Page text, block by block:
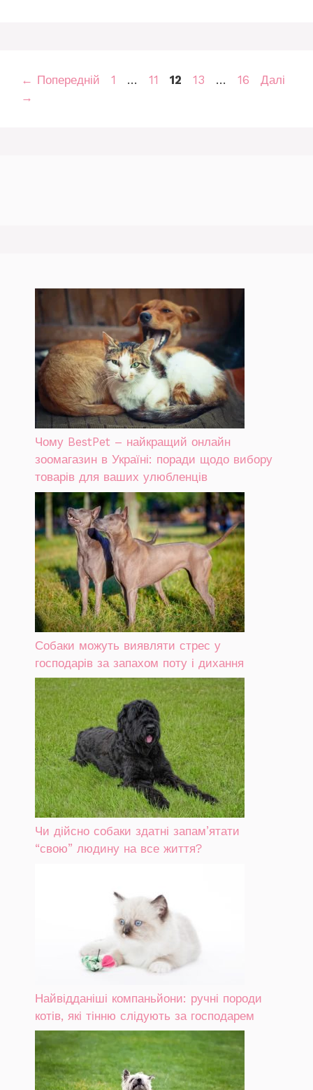
← Попередній Сторінка
1 … Сторінка
11 Сторінка
12 Сторінка
13 … Сторінка
16
Далі
→
Чому BestPet – найкращий онлайн
зоомагазин в Україні: поради щодо вибору
товарів для ваших улюбленців
Собаки можуть виявляти стрес у
господарів за запахом поту і дихання
Чи дійсно собаки здатні запам’ятати
“свою” людину на все життя?
Найвідданіші компаньйони: ручні породи
котів, які тінню слідують за господарем